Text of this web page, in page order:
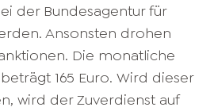
der Bundesagentur für
Ansonsten drohen
Die monatliche
165 Euro. Wird dieser
wird der Zuverdienst auf